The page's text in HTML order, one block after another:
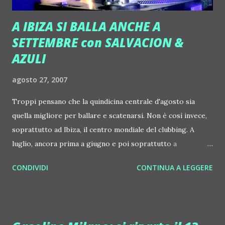
A IBIZA SI BALLA ANCHE A
SETTEMBRE con SALVACION &
AZULI
agosto 27, 2007
Troppi pensano che la quindicina centrale d'agosto sia
quella migliore per ballare e scatenarsi. Non è così invece,
soprattutto ad Ibiza, il centro mondiale del clubbing. A
luglio, ancora prima a giugno e poi soprattutto a
internazionale (ad agosto gli italiani sono la maggioranza,
CONDIVIDI CONTINUA A LEGGERE